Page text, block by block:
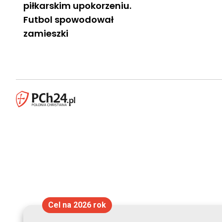
piłkarskim upokorzeniu.
Futbol spowodował
zamieszki
Cel na 2026 rok